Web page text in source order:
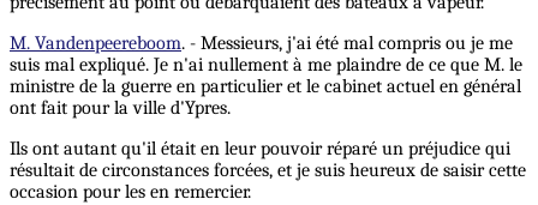
M. Vandenpeereboom. - Messieurs, j'ai été mal compris ou je me
suis mal expliqué. Je n'ai nullement à me plaindre de ce que M. le
ministre de la guerre en particulier et le cabinet actuel en général
ont fait pour la ville d'Ypres.
Ils ont autant qu'il était en leur pouvoir réparé un préjudice qui
résultait de circonstances forcées, et je suis heureux de saisir cette
occasion pour les en remercier.